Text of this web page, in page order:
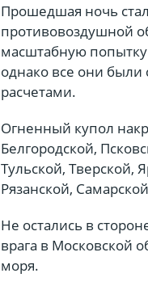
Прошедшая ночь
противовоздушной
масштабную попытку
однако все они
расчетами.
Огненный купол
Белгородской,
Тульской, Тверской,
Рязанской,
Не остались в
врага в Московской
моря.